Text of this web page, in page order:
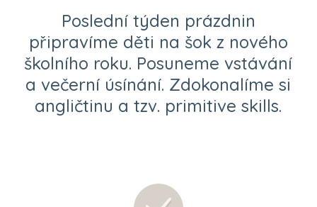
Poslední týden prázdnin
připravíme děti na šok z nového
školního roku. Posuneme vstávání
a večerní úsínání. Zdokonalíme si
angličtinu a tzv. primitive skills.